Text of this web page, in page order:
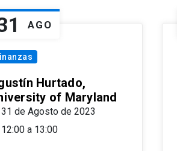
AGO
Hurtado,
of Maryland
31 de Agosto de 2023
12:00 a 13:00